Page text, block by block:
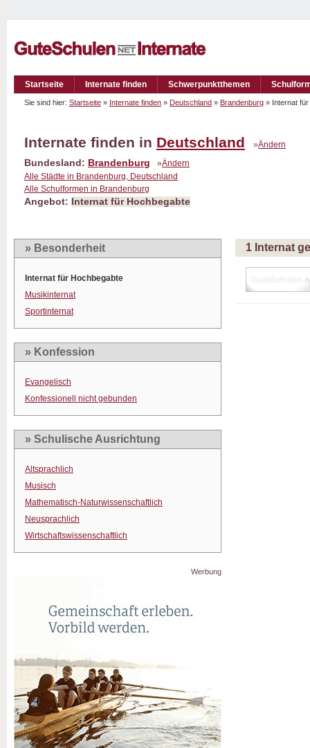
Startseite Internate finden Schwerpunktthemen
Sie sind hier: Startseite » Internate finden » Deutschland » Brandenburg » Internat
Internate finden in Deutschland »Ändern
Bundesland: Brandenburg »Ändern
Alle Städte in Brandenburg, Deutschland
Alle Schulformen in Brandenburg
Angebot: Internat für Hochbegabte
» Besonderheit
Internat für Hochbegabte
Musikinternat
Sportinternat
» Konfession
Evangelisch
Konfessionell nicht gebunden
» Schulische Ausrichtung
Altsprachlich
Musisch
Mathematisch-Naturwissenschaftlich
Neusprachlich
Wirtschaftswissenschaftlich
Werbung
1 Internat